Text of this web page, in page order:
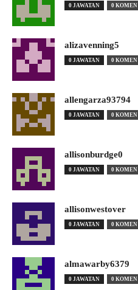
0 JAWATAN 0 KOMEN
alizavenning5
0 JAWATAN 0 KOMEN
allengarza93794
0 JAWATAN 0 KOMEN
allisonburdge0
0 JAWATAN 0 KOMEN
allisonwestover
0 JAWATAN 0 KOMEN
almawarby6379
0 JAWATAN 0 KOMEN